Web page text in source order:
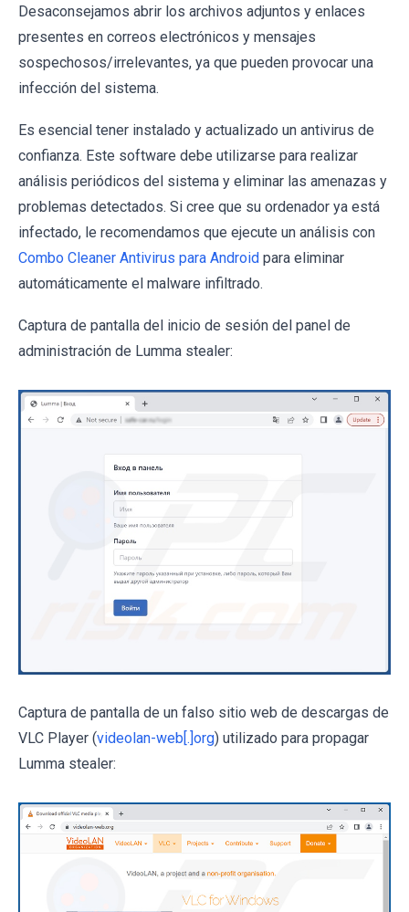
Desaconsejamos abrir los archivos adjuntos y enlaces
presentes en correos electrónicos y mensajes
sospechosos/irrelevantes, ya que pueden provocar una
infección del sistema.
Es esencial tener instalado y actualizado un antivirus de
confianza. Este software debe utilizarse para realizar
análisis periódicos del sistema y eliminar las amenazas y
problemas detectados. Si cree que su ordenador ya está
infectado, le recomendamos que ejecute un análisis con
Combo Cleaner Antivirus para Android para eliminar
automáticamente el malware infiltrado.
Captura de pantalla del inicio de sesión del panel de
administración de Lumma stealer:
Captura de pantalla de un falso sitio web de descargas de
VLC Player (videolan-web[.]org) utilizado para propagar
Lumma stealer: